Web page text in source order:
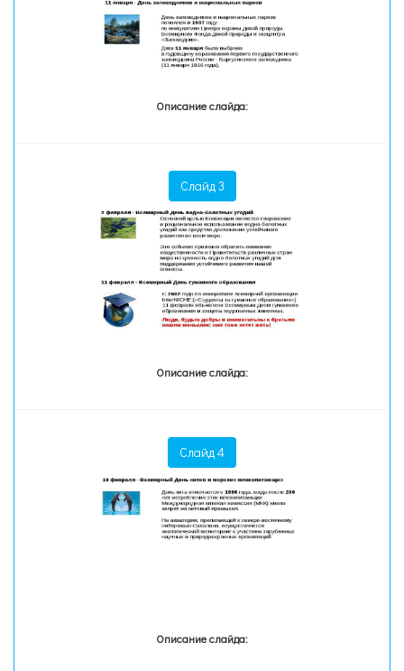
Описание слайда:
Слайд 3
Описание слайда:
Слайд 4
Описание слайда: